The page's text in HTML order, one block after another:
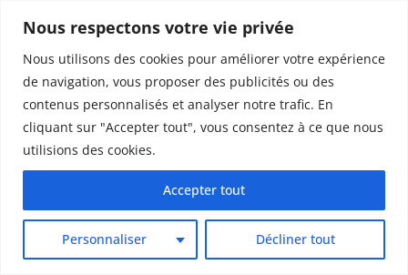
Nous respectons votre vie privée
Nous utilisons des cookies pour améliorer votre expérience
de navigation, vous proposer des publicités ou des
contenus personnalisés et analyser notre trafic. En
cliquant sur "Accepter tout", vous consentez à ce que nous
utilisions des cookies.
Personnaliser Décliner tout
Accepter tout
Axiété
Bactéries
Bamlanivimab
Bandes dessinées
Banque
BD